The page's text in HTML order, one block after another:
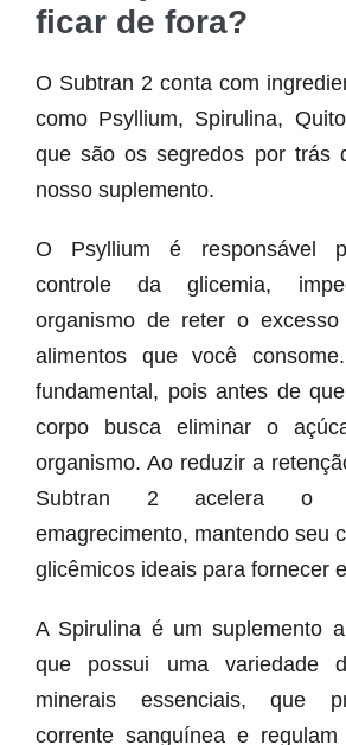
ficar de fora?
O Subtran 2 conta com
como Psyllium, Spirulina,
que são os segredos por trás
nosso suplemento.
O Psyllium é responsável
controle da glicemia,
organismo de reter o
alimentos que você
fundamental, pois antes de
corpo busca eliminar o
organismo. Ao reduzir a
Subtran 2 acelera o
emagrecimento, mantendo seu
glicêmicos ideais para fornecer
A Spirulina é um suplemento
que possui uma variedade
minerais essenciais, que
corrente sanguínea e